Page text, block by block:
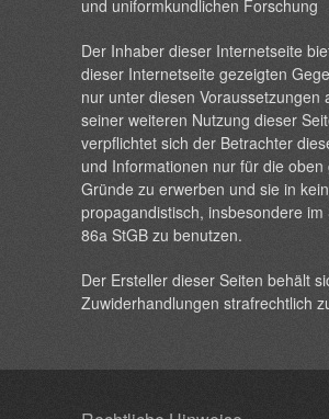
und uniformkundlichen Forschung
Der Inhaber dieser Internetseite
dieser Internetseite gezeigten
nur unter diesen Voraussetzungen
seiner weiteren Nutzung dieser
verpflichtet sich der Betrachter
und Informationen nur für die oben
Gründe zu erwerben und sie in
propagandistisch, insbesondere im
86a StGB zu benutzen.
Der Ersteller dieser Seiten behält
Zuwiderhandlungen strafrechtlich